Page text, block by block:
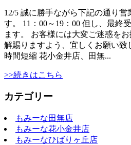
12/5 誠に勝手ながら下記の通り営
す。 11：00～19：00 但し、最終
ます。 お客様には大変ご迷惑を
解賜りますよう、宜しくお願い致
時間短縮 花小金井店、田無...
>>続きはこちら
カテゴリー
もみーな田無店
もみーな花小金井店
もみーなひばりヶ丘店